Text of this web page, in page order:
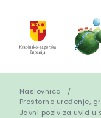
Naslovnica
Prostorno uređenje,
Javni poziv za uvid u